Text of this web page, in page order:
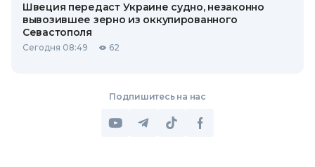
Швеция передаст Украине судно, незаконно
вывозившее зерно из оккупированного
Севастополя
Сегодня 08:49 62
Подпишитесь на нас